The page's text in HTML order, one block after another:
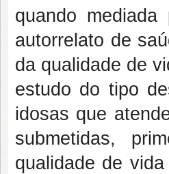
quando
autorrelato de
da qualidade de
estudo do tipo
idosas que
submetidas,
qualidade de